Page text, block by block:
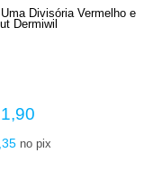
Divisória Vermelho e
Dermiwil
no pix